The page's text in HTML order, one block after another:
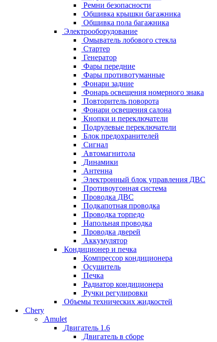
Ремни безопасности
Обшивка крышки багажника
Обшивка пола багажника
Электрооборудование
Омыватель лобового стекла
Стартер
Генератор
Фары передние
Фары противотуманные
Фонари задние
Фонарь освещения номерного знака
Повторитель поворота
Фонари освещения салона
Кнопки и переключатели
Подрулевые переключатели
Блок предохранителей
Сигнал
Автомагнитола
Динамики
Антенна
Электронный блок управления ДВС
Противоугонная система
Проводка ДВС
Подкапотная проводка
Проводка торпедо
Напольная проводка
Проводка дверей
Аккумулятор
Кондиционер и печка
Компрессор кондиционера
Осушитель
Печка
Радиатор кондиционера
Ручки регулировки
Объемы технических жидкостей
Chery
Amulet
Двигатель 1.6
Двигатель в сборе